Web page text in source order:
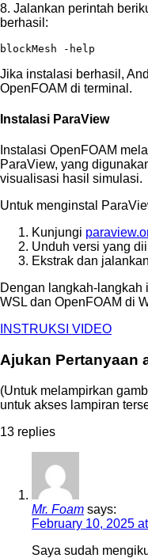
8. Jalankan perintah
berhasil:
blockMesh -help
Jika instalasi berhasil,
OpenFOAM di terminal.
Instalasi ParaView
Instalasi OpenFOAM
ParaView, yang
visualisasi hasil simulasi.
Untuk menginstal
Kunjungi
Unduh versi yang
Ekstrak dan
Dengan langkah-langkah
WSL dan OpenFOAM di
INSTRUKSI VIDEO
Ajukan Pertanyaan
(Untuk melampirkan
untuk akses lampiran
13 replies
Mr. Foam says:
February 10, 2025
Saya sudah